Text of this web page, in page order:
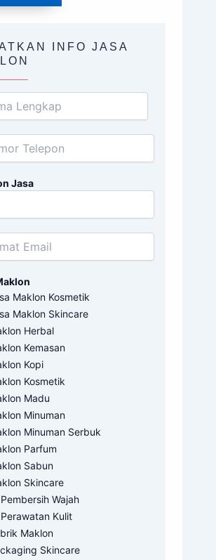
INFO JASA
Jasa
Maklon Kosmetik
Maklon Skincare
Herbal
Kemasan
Kopi
Kosmetik
Madu
Minuman
Minuman Serbuk
Parfum
Sabun
Skincare
Wajah
Kulit
Maklon
Skincare